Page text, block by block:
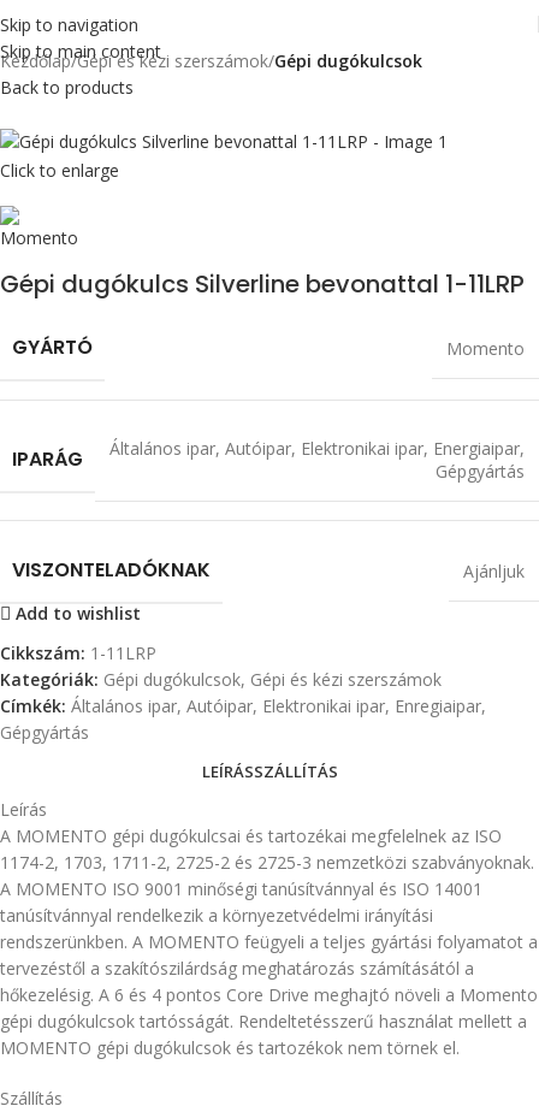
Skip to navigation
Skip to main content
Kezdőlap Gépi és kézi szerszámok Gépi dugókulcsok
Back to products
Click to enlarge
Gépi dugókulcs Silverline bevonattal 1-11LRP
GYÁRTÓ Momento
IPARÁG Általános ipar, Autóipar, Elektronikai ipar, Energiaipar,
Gépgyártás
VISZONTELADÓKNAK
Ajánljuk
Add to wishlist
Cikkszám: 1-11LRP
Kategóriák: Gépi dugókulcsok, Gépi és kézi szerszámok
Címkék: Általános ipar, Autóipar, Elektronikai ipar, Enregiaipar,
Gépgyártás
LEÍRÁSSZÁLLÍTÁS
Leírás
A MOMENTO gépi dugókulcsai és tartozékai megfelelnek az ISO
1174-2, 1703, 1711-2, 2725-2 és 2725-3 nemzetközi szabványoknak.
A MOMENTO ISO 9001 minőségi tanúsítvánnyal és ISO 14001
tanúsítvánnyal rendelkezik a környezetvédelmi irányítási
rendszerünkben. A MOMENTO feügyeli a teljes gyártási folyamatot a
tervezéstől a szakítószilárdság meghatározás számításától a
hőkezelésig. A 6 és 4 pontos Core Drive meghajtó növeli a Momento
gépi dugókulcsok tartósságát. Rendeltetésszerű használat mellett a
MOMENTO gépi dugókulcsok és tartozékok nem törnek el.
Szállítás